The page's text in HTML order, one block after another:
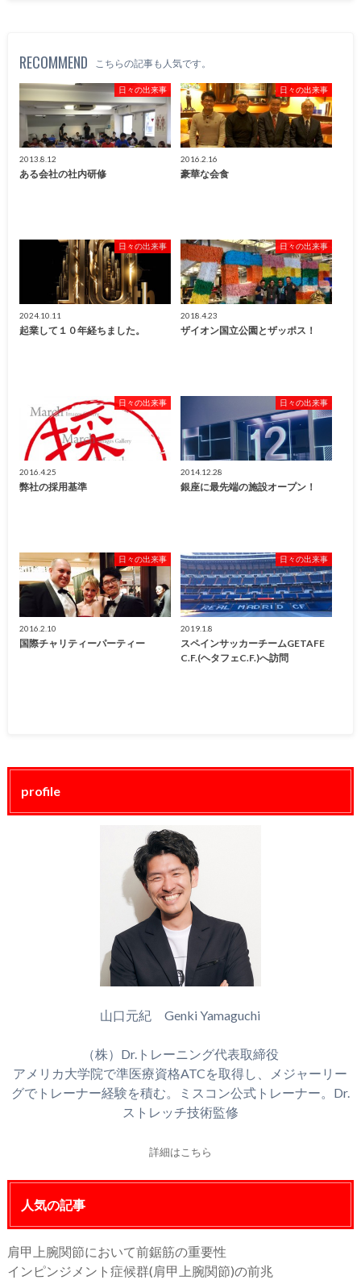
RECOMMEND こちらの記事も人気です。
日々の出来事
2013.8.12
ある会社の社内研修
日々の出来事
2016.2.16
豪華な会食
日々の出来事
2024.10.11
起業して１０年経ちました。
日々の出来事
2018.4.23
ザイオン国立公園とザッポス！
日々の出来事
2016.4.25
弊社の採用基準
日々の出来事
2014.12.28
銀座に最先端の施設オープン！
日々の出来事
2016.2.10
国際チャリティーパーティー
日々の出来事
2019.1.8
スペインサッカーチームGETAFE
C.F.(ヘタフェC.F.)へ訪問
profile
山口元紀 Genki Yamaguchi
（株）Dr.トレーニング代表取締役
アメリカ大学院で準医療資格ATCを取得し、メジャーリー
グでトレーナー経験を積む。ミスコン公式トレーナー。Dr.
ストレッチ技術監修
詳細はこちら
人気の記事
肩甲上腕関節において前鋸筋の重要性
インピンジメント症候群(肩甲上腕関節)の前兆